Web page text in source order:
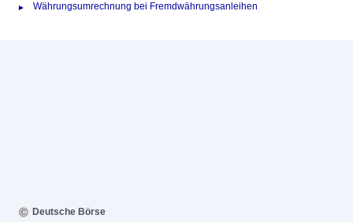
Währungsumrechnung bei Fremdwährungsanleihen
Deutsche Börse